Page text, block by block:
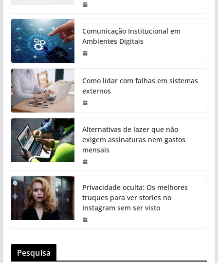
Comunicação Institucional em
Ambientes Digitais
Como lidar com falhas em sistemas
externos
Alternativas de lazer que não
exigem assinaturas nem gastos
mensais
Privacidade oculta: Os melhores
truques para ver stories no
Instagram sem ser visto
Pesquisa